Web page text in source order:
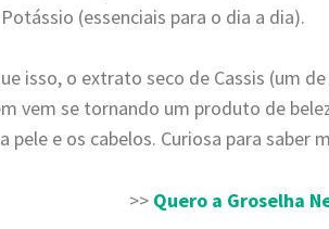
(essenciais para o dia a dia).
isso, o extrato seco de Cassis (um
vem se tornando um produto de
pele e os cabelos. Curiosa para saber
>> Quero a Groselha